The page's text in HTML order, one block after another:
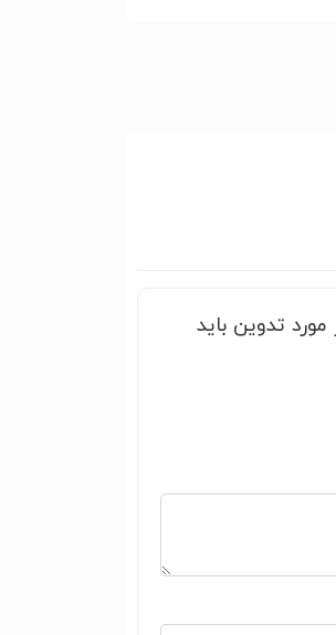
تدوین باید